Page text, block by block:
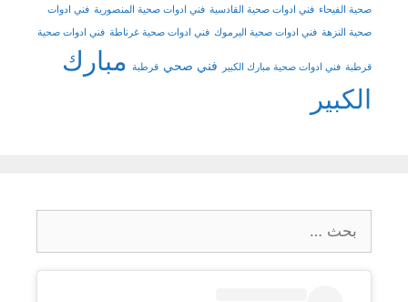
صحية الفيحاء فني ادوات صحية القادسية فني ادوات صحية المنصورية فني ادوات
صحية النزهة فني ادوات صحية اليرموك فني ادوات صحية غرناطة فني ادوات صحية
قرطبة فني ادوات صحية مبارك الكبير فني صحي قرطبة مبارك
الكبير
عن: